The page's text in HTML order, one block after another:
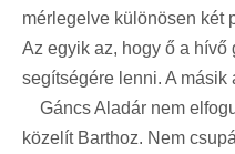
mérlegelve különösen két
Az egyik az, hogy ő a hívő
segítségére lenni. A másik
Gáncs Aladár nem
közelít Barthoz. Nem